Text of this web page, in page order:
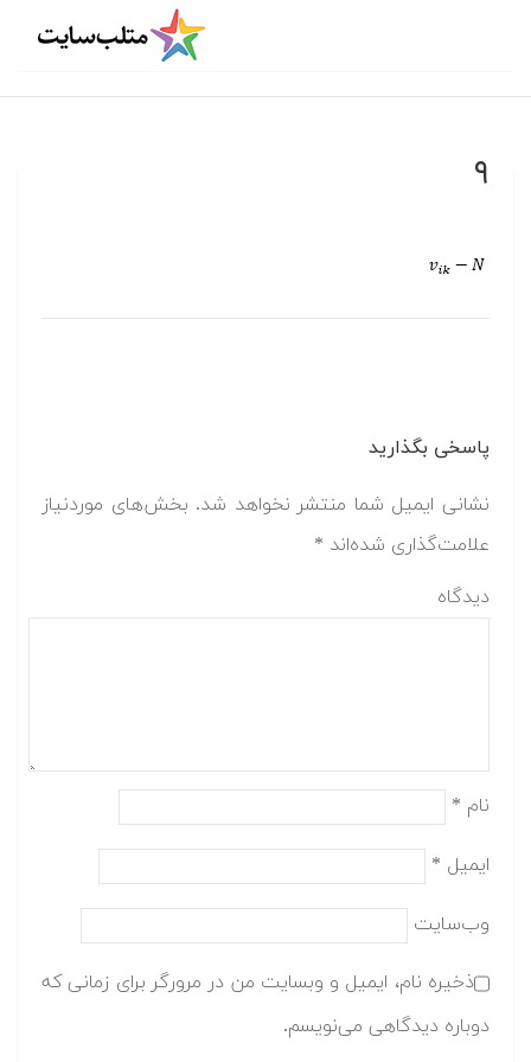
۹
پاسخی بگذارید
نشانی ایمیل شما منتشر نخواهد شد. بخش‌های موردنیاز
علامت‌گذاری شده‌اند *
دیدگاه
نام *
ایمیل *
وب‌سایت
ذخیره نام، ایمیل و وبسایت من در مرورگر برای زمانی که
دوباره دیدگاهی می‌نویسم.